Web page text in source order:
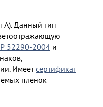
А). Данный тип
52290-2004 и
Имеетсертификат
пленок